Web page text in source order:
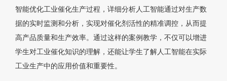
智能优化工业催化生产过程，详细分析人工智能通过对生产数
据的实时监测和分析，实现对催化剂活性的精准调控，从而提
高产品质量和生产效率。通过这样的案例教学，不仅可以增进
学生对工业催化知识的理解，还能让学生了解人工智能在实际
工业生产中的应用价值和重要性。